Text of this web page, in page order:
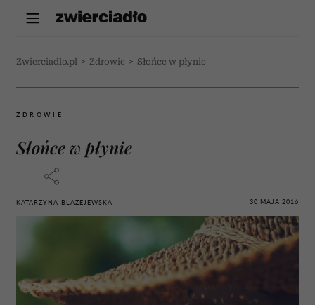
Zwierciadlo.pl > Zdrowie > Słońce w płynie
ZDROWIE
Słońce w płynie
KATARZYNA-BLAZEJEWSKA 30 MAJA 2016